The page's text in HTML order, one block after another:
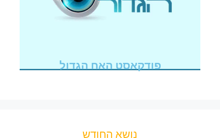
פודקאסט האח הגדול
נושא החודש